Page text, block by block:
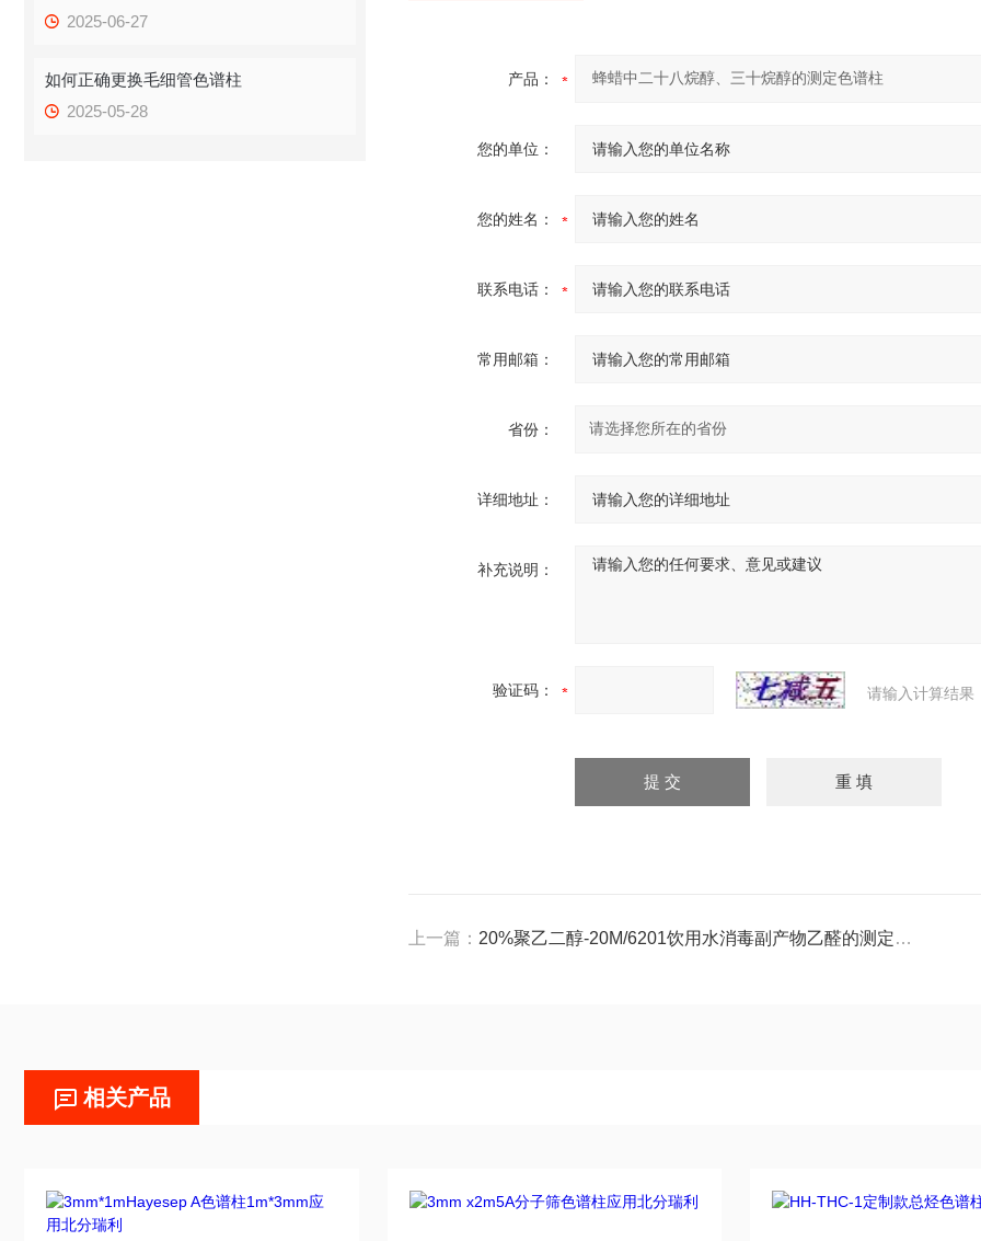
2025-06-27
如何正确更换毛细管色谱柱
2025-05-28
产品：
您的单位：
您的姓名：
联系电话：
常用邮箱：
省份：
详细地址：
补充说明：
验证码： 请输入计算结果
上一篇： 20%聚乙二醇-20M/6201饮用水消毒副产物乙醛的测定色谱柱
相关产品